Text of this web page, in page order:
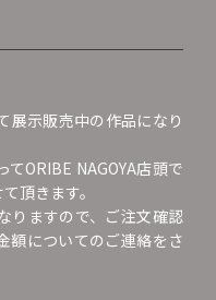
展示販売中の作品になり
ORIBE NAGOYA店頭で
頂きます。
りますので、ご注文確認
額についてのご連絡をさ